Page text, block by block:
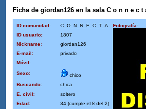
Ficha de giordan126 en la sala C o n n e c t
ID comunidad: C_O_N_N_E_C_T_A
Fotografía:
ID usuario:
1807
Nickname:
giordan126
E-mail:
privado
Móvil:
Sexo:
chico
Buscando:
chica
E. civil:
soltero
Edad:
34 (cumple el 8 del 2)